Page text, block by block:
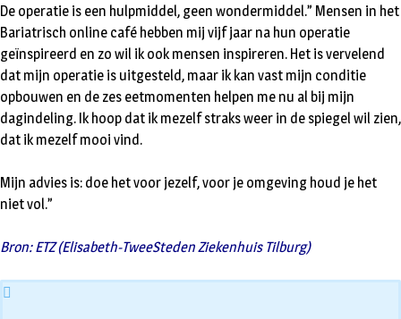
De operatie is een hulpmiddel, geen wondermiddel.” Mensen in het
Bariatrisch online café hebben mij vijf jaar na hun operatie
geïnspireerd en zo wil ik ook mensen inspireren. Het is vervelend
dat mijn operatie is uitgesteld, maar ik kan vast mijn conditie
opbouwen en de zes eetmomenten helpen me nu al bij mijn
dagindeling. Ik hoop dat ik mezelf straks weer in de spiegel wil zien,
dat ik mezelf mooi vind.
Mijn advies is: doe het voor jezelf, voor je omgeving houd je het
niet vol.” ​
Bron: ETZ (Elisabeth-TweeSteden Ziekenhuis Tilburg)